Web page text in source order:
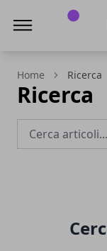
Home Ricerca
Ricerca